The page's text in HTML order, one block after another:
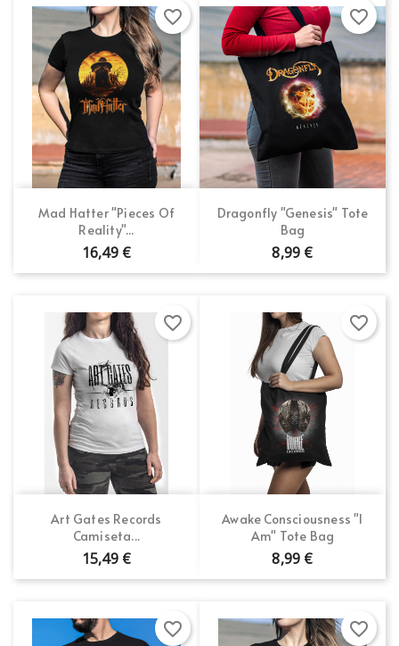
Mad Hatter "Pieces Of
Reality"...
16,49 €
favorite_border
Dragonfly "Genesis" Tote
Bag
8,99 €
favorite_border
Art Gates Records
Camiseta...
15,49 €
favorite_border
Awake Consciousness "I
Am" Tote Bag
8,99 €
favorite_border
favorite_border favorite_border